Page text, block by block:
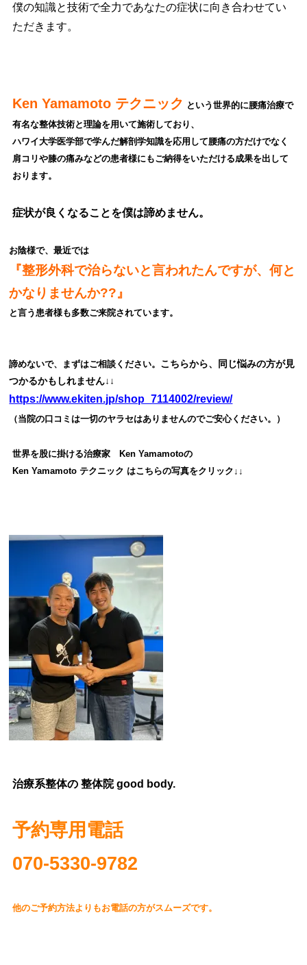
僕の知識と技術で全力であなたの症状に向き合わせてい
ただきます。
Ken Yamamoto テクニック という世界的に腰痛治療で
有名な整体技術と理論を用いて施術しており、
ハワイ大学医学部で学んだ解剖学知識を応用して腰痛の方だけでなく
肩コリや膝の痛みなどの患者様にもご納得をいただける成果を出して
おります。
症状が良くなることを僕は諦めません。
お陰様で、最近では
『整形外科で治らないと言われたんですが、何と
かなりませんか??』
と言う患者様も多数ご来院されています。
諦めないで、まずはご相談ください。 こちらから、同じ悩みの方が見
つかるかもしれません↓↓
https://www.ekiten.jp/shop_7114002/review/
（当院の口コミは一切のヤラセはありませんのでご安心ください。）
世界を股に掛ける治療家 Ken Yamamotoの
Ken Yamamoto テクニック はこちらの写真をクリック↓↓
治療系整体の 整体院 good body.
予約専用電話
070‐5330-9782
他のご予約方法よりもお電話の方がスムーズです。